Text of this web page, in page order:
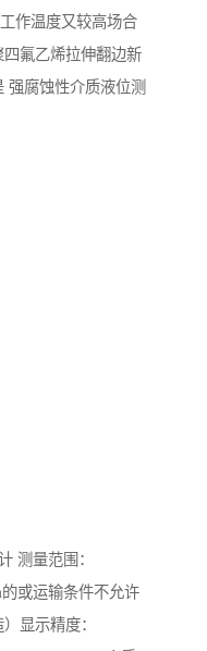
作温度又较高场合
氟乙烯拉伸翻边新
强腐蚀性介质液位测
测量范围：
或运输条件不允许
显示精度：